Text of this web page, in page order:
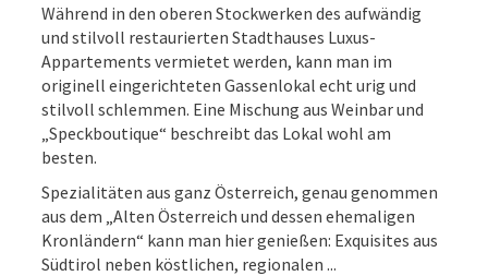
Während in den oberen Stockwerken des aufwändig
und stilvoll restaurierten Stadthauses Luxus-
Appartements vermietet werden, kann man im
originell eingerichteten Gassenlokal echt urig und
stilvoll schlemmen. Eine Mischung aus Weinbar und
„Speckboutique“ beschreibt das Lokal wohl am
besten.
Spezialitäten aus ganz Österreich, genau genommen
aus dem „Alten Österreich und dessen ehemaligen
Kronländern“ kann man hier genießen: Exquisites aus
Südtirol neben köstlichen, regionalen ...